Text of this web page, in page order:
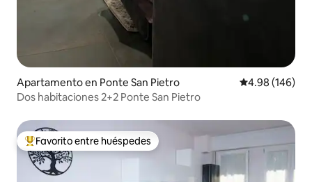
Apartamento en Ponte San Pietro Calificación
4.98 (146)
Dos habitaciones 2+2 Ponte San Pietro
Favorito entre huéspedes preferido
Favorito entre huéspedes